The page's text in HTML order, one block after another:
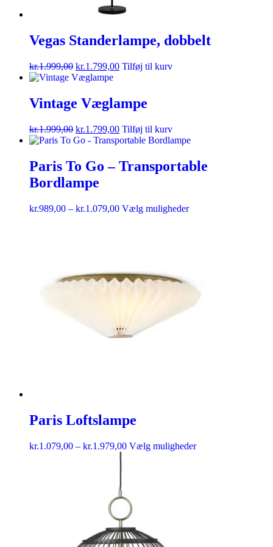
Vegas Standerlampe, dobbelt
kr.1.999,00 kr.1.799,00 Tilføj til kurv
Vintage Væglampe
kr.1.999,00 kr.1.799,00 Tilføj til kurv
Paris To Go – Transportable
Bordlampe
kr.989,00 – kr.1.079,00 Vælg muligheder
Paris Loftslampe
kr.1.079,00 – kr.1.979,00 Vælg muligheder